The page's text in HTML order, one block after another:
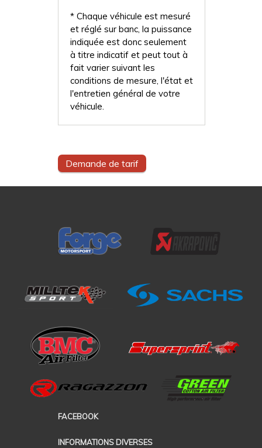
* Chaque véhicule est mesuré
et réglé sur banc, la puissance
indiquée est donc seulement
à titre indicatif et peut tout à
fait varier suivant les
conditions de mesure, l'état et
l'entretien général de votre
véhicule.
Demande de tarif
FACEBOOK
INFORMATIONS DIVERSES